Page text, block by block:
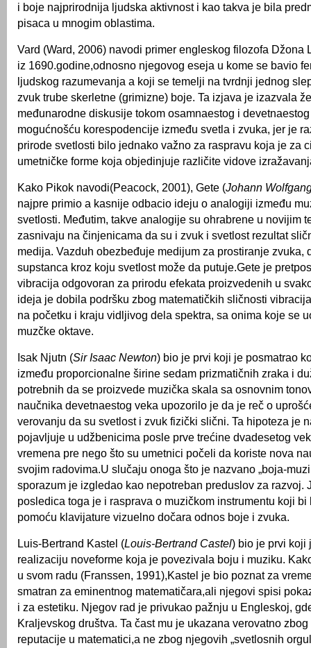
i boje najprirodnija ljudska aktivnost i kao takva je bila
pisaca u mnogim oblastima.
Vard (Ward, 2006) navodi primer engleskog filozofa Džona
iz 1690.godine,odnosno njegovog eseja u kome se bavio
ljudskog razumevanja a koji se temelji na tvrdnji jednog
zvuk trube skerletne (grimizne) boje. Ta izjava je izazvala
međunarodne diskusije tokom osamnaestog i
mogućnošću korespodencije između svetla i zvuka, jer je
prirode svetlosti bilo jednako važno za raspravu koja je za
umetničke forme koja objedinjuje različite vidove
Kako Pikok navodi(Peacock, 2001), Gete (Johann
najpre primio a kasnije odbacio ideju o analogiji između
svetlosti. Međutim, takve analogije su ohrabrene u novijim
zasnivaju na činjenicama da su i zvuk i svetlost rezultat
medija. Vazduh obezbeđuje medijum za prostiranje zvuka,
supstanca kroz koju svetlost može da putuje.Gete je
vibracija odgovoran za prirodu efekata proizvedenih u
ideja je dobila podršku zbog matematičkih sličnosti
na početku i kraju vidljivog dela spektra, sa onima koje se
muzčke oktave.
Isak Njutn (Sir Isaac Newton) bio je prvi koji je posmatrao
između proporcionalne širine sedam prizmatičnih zraka i
potrebnih da se proizvede muzička skala sa osnovnim
naučnika devetnaestog veka upozorilo je da je reč o
verovanju da su svetlost i zvuk fizički slični. Ta hipoteza je
pojavljuje u udžbenicima posle prve trećine dvadesetog
vremena pre nego što su umetnici počeli da koriste nova
svojim radovima.U slučaju onoga što je nazvano „boja-
sporazum je izgledao kao nepotreban preduslov za razvoj.
posledica toga je i rasprava o muzičkom instrumentu koji bi
pomoću klavijature vizuelno dočara odnos boje i zvuka.
Luis-Bertrand Kastel (Louis-Bertrand Castel) bio je prvi koji
realizaciju noveforme koja je povezivala boju i muziku.
u svom radu (Franssen, 1991),Kastel je bio poznat za
smatran za eminentnog matematičara,ali njegovi spisi
i za estetiku. Njegov rad je privukao pažnju u Engleskoj,
Kraljevskog društva. Ta čast mu je ukazana verovatno
reputacije u matematici,a ne zbog njegovih „svetlosnih